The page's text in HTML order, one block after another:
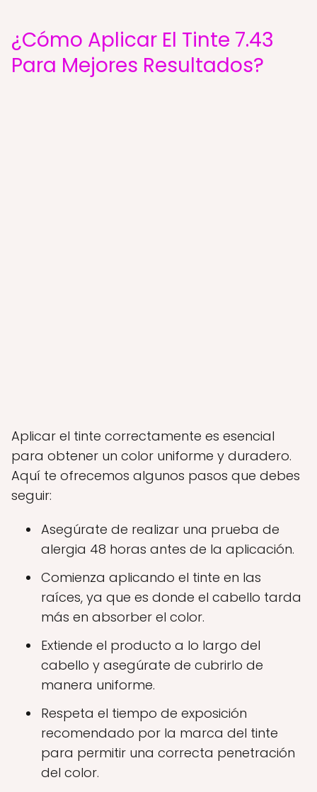
¿Cómo Aplicar El Tinte 7.43
Para Mejores Resultados?
Aplicar el tinte correctamente es esencial
para obtener un color uniforme y duradero.
Aquí te ofrecemos algunos pasos que debes
seguir:
Asegúrate de realizar una prueba de
alergia 48 horas antes de la aplicación.
Comienza aplicando el tinte en las
raíces, ya que es donde el cabello tarda
más en absorber el color.
Extiende el producto a lo largo del
cabello y asegúrate de cubrirlo de
manera uniforme.
Respeta el tiempo de exposición
recomendado por la marca del tinte
para permitir una correcta penetración
del color.